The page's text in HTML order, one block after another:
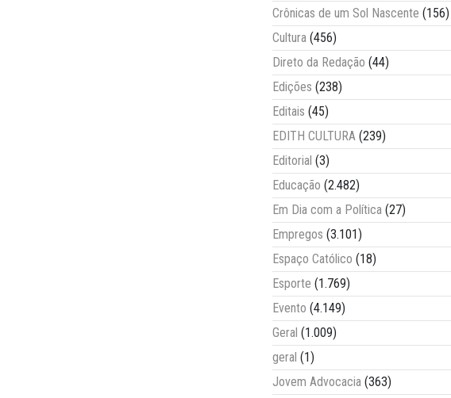
Crônicas de um Sol Nascente (156)
Cultura (456)
Direto da Redação (44)
Edições (238)
Editais (45)
EDITH CULTURA (239)
Editorial (3)
Educação (2.482)
Em Dia com a Política (27)
Empregos (3.101)
Espaço Católico (18)
Esporte (1.769)
Evento (4.149)
Geral (1.009)
geral (1)
Jovem Advocacia (363)